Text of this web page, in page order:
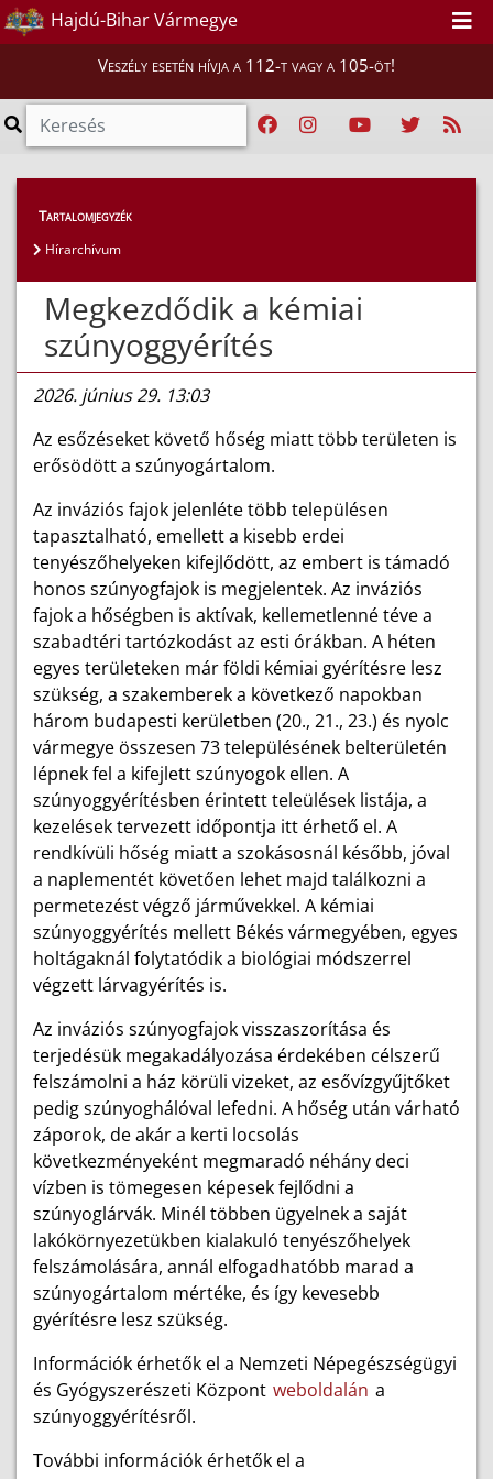
Hajdú-Bihar Vármegye
Veszély esetén hívja a 112-t vagy a 105-öt!
Híreink > Hírek
Tartalomjegyzék
Hírarchívum
Megkezdődik a kémiai
szúnyoggyérítés
2026. június 29. 13:03
Az esőzéseket követő hőség miatt több területen is
erősödött a szúnyogártalom.
Az inváziós fajok jelenléte több településen
tapasztalható, emellett a kisebb erdei
tenyészőhelyeken kifejlődött, az embert is támadó
honos szúnyogfajok is megjelentek. Az inváziós
fajok a hőségben is aktívak, kellemetlenné téve a
szabadtéri tartózkodást az esti órákban. A héten
egyes területeken már földi kémiai gyérítésre lesz
szükség, a szakemberek a következő napokban
három budapesti kerületben (20., 21., 23.) és nyolc
vármegye összesen 73 településének belterületén
lépnek fel a kifejlett szúnyogok ellen. A
szúnyoggyérítésben érintett teleülések listája, a
kezelések tervezett időpontja itt érhető el. A
rendkívüli hőség miatt a szokásosnál később, jóval
a naplementét követően lehet majd találkozni a
permetezést végző járművekkel. A kémiai
szúnyoggyérítés mellett Békés vármegyében, egyes
holtágaknál folytatódik a biológiai módszerrel
végzett lárvagyérítés is.
Az inváziós szúnyogfajok visszaszorítása és
terjedésük megakadályozása érdekében célszerű
felszámolni a ház körüli vizeket, az esővízgyűjtőket
pedig szúnyoghálóval lefedni. A hőség után várható
záporok, de akár a kerti locsolás
következményeként megmaradó néhány deci
vízben is tömegesen képesek fejlődni a
szúnyoglárvák. Minél többen ügyelnek a saját
lakókörnyezetükben kialakuló tenyészőhelyek
felszámolására, annál elfogadhatóbb marad a
szúnyogártalom mértéke, és így kevesebb
gyérítésre lesz szükség.
Információk érhetők el a Nemzeti Népegészségügyi
és Gyógyszerészeti Központ weboldalán a
szúnyoggyérítésről.
További információk érhetők el a